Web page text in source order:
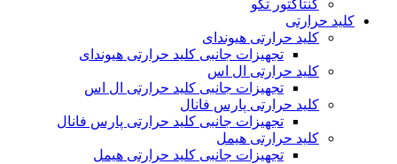
کنتاکتور تکو
کلید حرارتی
کلید حرارتی هیوندای
تجهیزات جانبی کلید حرارتی هیوندای
کلید حرارتی ال اس
تجهیزات جانبی کلید حرارتی ال اس
کلید حرارتی پارس فانال
تجهیزات جانبی کلید حرارتی پارس فانال
کلید حرارتی هیمل
تجهیزات جانبی کلید حرارتی هیمل